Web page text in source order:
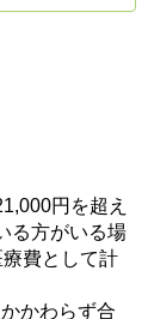
円を超え
る方がいる場
費として計
かわらず合